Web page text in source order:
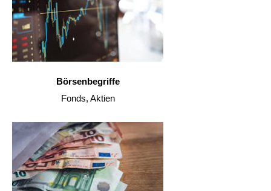
Börsenbegriffe
Fonds, Aktien